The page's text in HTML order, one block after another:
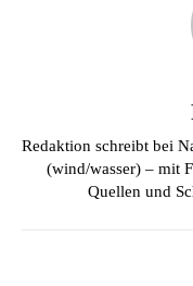
Redaktion schreibt bei
(wind/wasser) – mit
Quellen und